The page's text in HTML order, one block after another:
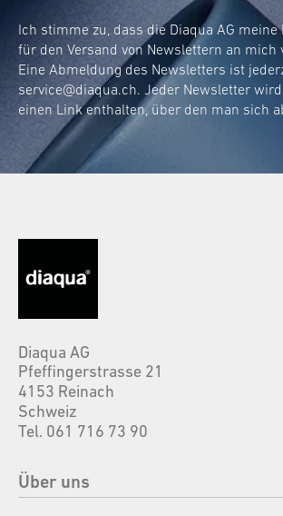
Ich stimme zu, dass die Diaqua AG
für den Versand von Newslettern an mich
Eine Abmeldung des Newsletters ist
service@diaqua.ch. Jeder Newsletter
einen Link enthalten, über den man sich
Diaqua AG
Pfeffingerstrasse 21
4153 Reinach
Schweiz
Tel. 061 716 73 90
Über uns